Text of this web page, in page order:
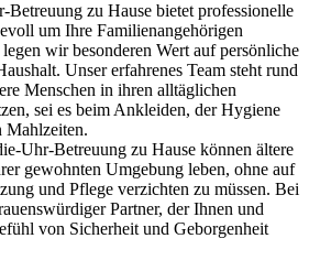
zu Hause bietet professionelle
um Ihre Familienangehörigen
wir besonderen Wert auf persönliche
Unser erfahrenes Team steht rund
Menschen in ihren alltäglichen
sei es beim Ankleiden, der Hygiene
Mahlzeiten.
Uhr-Betreuung zu Hause können ältere
gewohnten Umgebung leben, ohne auf
und Pflege verzichten zu müssen. Bei
Partner, der Ihnen und
von Sicherheit und Geborgenheit